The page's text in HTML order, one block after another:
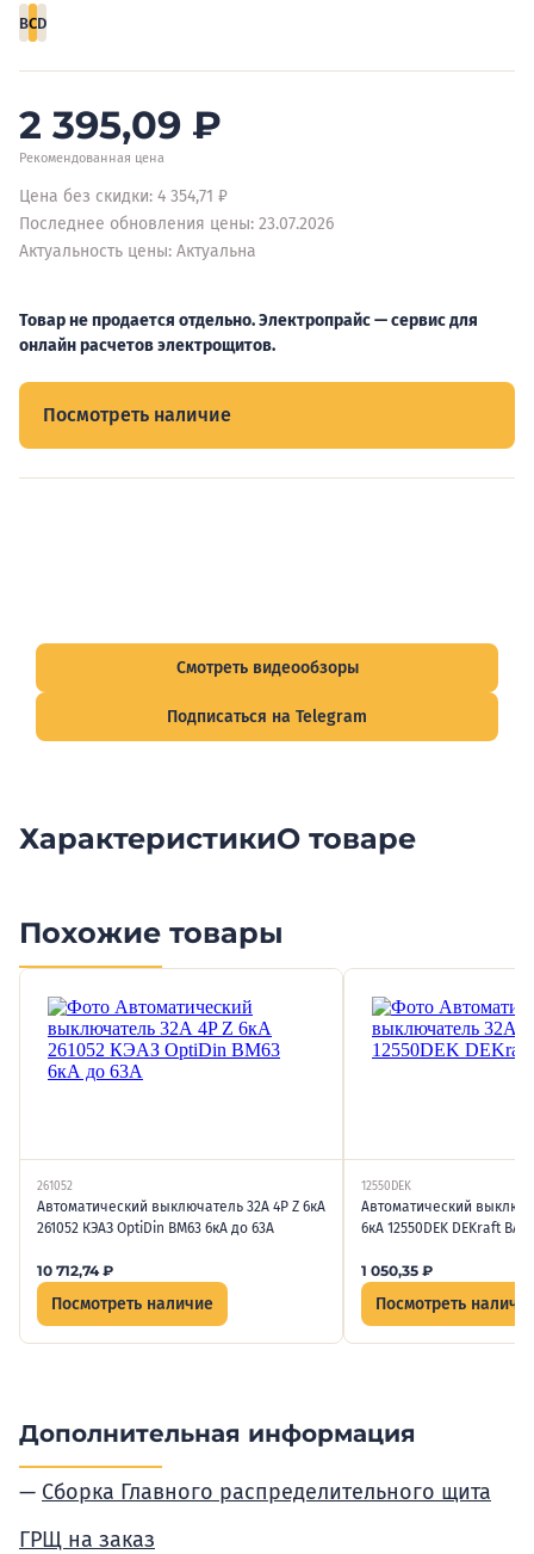
BCD
2 395,09 ₽
Рекомендованная цена
Цена без скидки: 4 354,71 ₽
Последнее обновления цены: 23.07.2026
Актуальность цены: Актуальна
Товар не продается отдельно. Электропрайс — сервис для
онлайн расчетов электрощитов.
Посмотреть наличие
Смотреть видеообзоры
Подписаться на Telegram
ХарактеристикиО товаре
Похожие товары
261052
Автоматический выключатель 32А 4P Z 6кА
261052 КЭАЗ OptiDin BM63 6кА до 63А
10 712,74₽
Посмотреть наличие
12550DEK
Автоматический
6кА 12550DEK DEKraft ВА-
1 050,35 ₽
Посмотреть
Дополнительная информация
Сборка Главного распределительного щита
ГРЩ на заказ